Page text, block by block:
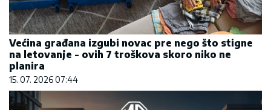
Većina građana izgubi novac pre nego što stigne
na letovanje - ovih 7 troškova skoro niko ne
planira
15. 07. 2026 07:44